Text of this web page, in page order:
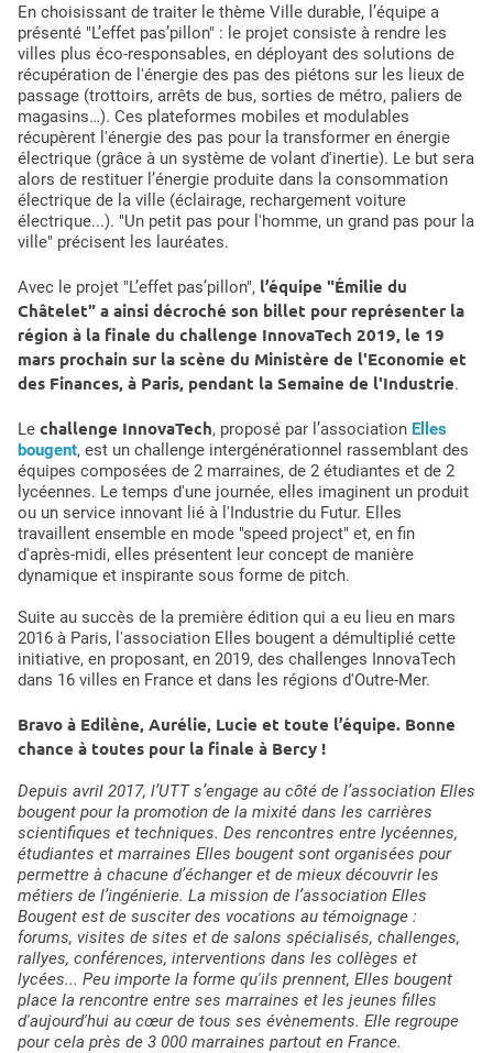
En choisissant de traiter le thème Ville durable, l’équipe a
présenté "L’effet pas’pillon" : le projet consiste à rendre les
villes plus éco-responsables, en déployant des solutions de
récupération de l'énergie des pas des piétons sur les lieux de
passage (trottoirs, arrêts de bus, sorties de métro, paliers de
magasins…). Ces plateformes mobiles et modulables
récupèrent l'énergie des pas pour la transformer en énergie
électrique (grâce à un système de volant d'inertie). Le but sera
alors de restituer l’énergie produite dans la consommation
électrique de la ville (éclairage, rechargement voiture
électrique...). "Un petit pas pour l'homme, un grand pas pour la
ville" précisent les lauréates.
Avec le projet "L’effet pas’pillon", l’équipe "Émilie du
Châtelet" a ainsi décroché son billet pour représenter la
région à la finale du challenge InnovaTech 2019, le 19
mars prochain sur la scène du Ministère de l'Economie et
des Finances, à Paris, pendant la Semaine de l'Industrie.
Le challenge InnovaTech, proposé par l’association Elles
bougent, est un challenge intergénérationnel rassemblant des
équipes composées de 2 marraines, de 2 étudiantes et de 2
lycéennes. Le temps d'une journée, elles imaginent un produit
ou un service innovant lié à l'Industrie du Futur. Elles
travaillent ensemble en mode "speed project" et, en fin
d'après-midi, elles présentent leur concept de manière
dynamique et inspirante sous forme de pitch.
Suite au succès de la première édition qui a eu lieu en mars
2016 à Paris, l'association Elles bougent a démultiplié cette
initiative, en proposant, en 2019, des challenges InnovaTech
dans 16 villes en France et dans les régions d'Outre-Mer.
Bravo à Edilène, Aurélie, Lucie et toute l’équipe. Bonne
chance à toutes pour la finale à Bercy !
Depuis avril 2017, l’UTT s’engage au côté de l’association Elles
bougent pour la promotion de la mixité dans les carrières
scientifiques et techniques. Des rencontres entre lycéennes,
étudiantes et marraines Elles bougent sont organisées pour
permettre à chacune d’échanger et de mieux découvrir les
métiers de l’ingénierie. La mission de l’association Elles
Bougent est de susciter des vocations au témoignage :
forums, visites de sites et de salons spécialisés, challenges,
rallyes, conférences, interventions dans les collèges et
lycées... Peu importe la forme qu'ils prennent, Elles bougent
place la rencontre entre ses marraines et les jeunes filles
d'aujourd'hui au cœur de tous ses évènements. Elle regroupe
pour cela près de 3 000 marraines partout en France.